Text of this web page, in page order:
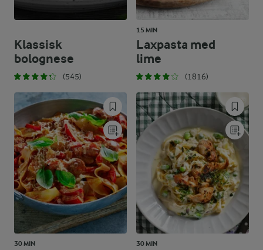
Klassisk
bolognese
(545)
15 MIN
Laxpasta med
lime
(1816)
30 MIN 30 MIN